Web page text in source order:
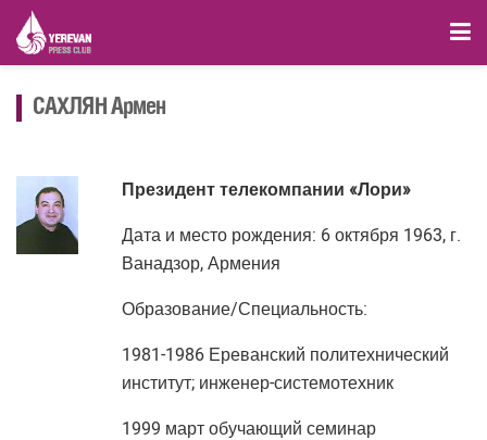
САХЛЯН Армен
Президент телекомпании «Лори»
Дата и место рождения: 6 октября 1963, г.
Ванадзор, Армения
Образование/Специальность:
1981-1986 Ереванский политехнический
институт; инженер-системотехник
1999 март обучающий семинар